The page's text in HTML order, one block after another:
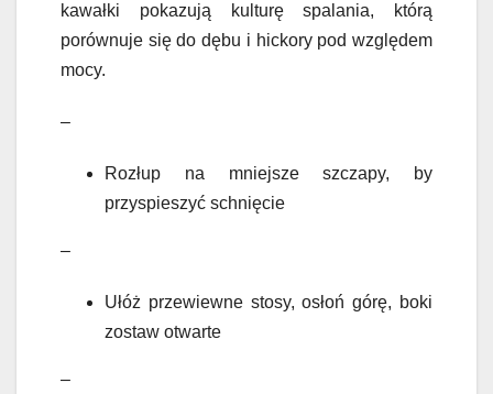
kawałki pokazują kulturę spalania, którą
porównuje się do dębu i hickory pod względem
mocy.
–
Rozłup na mniejsze szczapy, by
przyspieszyć schnięcie
–
Ułóż przewiewne stosy, osłoń górę, boki
zostaw otwarte
–